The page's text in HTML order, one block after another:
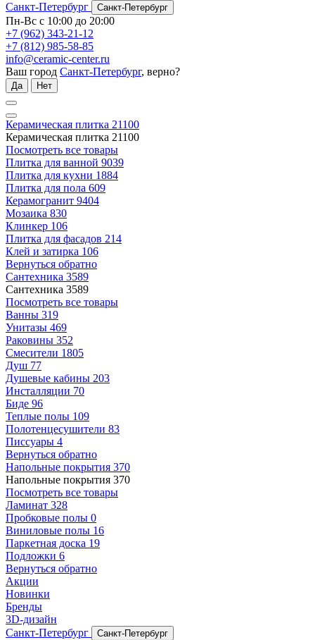
Санкт-Петербург
Санкт-Петербург
Пн-Вс с 10:00 до 20:00
+7 (962) 343-21-12
+7 (812) 985-58-85
info@ceramic-center.ru
Ваш город Санкт-Петербург, верно?
Да Нет
Керамическая плитка 21100
Керамическая плитка 21100
Посмотреть все товары
Плитка для ванной 9039
Плитка для кухни 1884
Плитка для пола 609
Керамогранит 9404
Мозаика 830
Клинкер 106
Плитка для фасадов 214
Клей и затирка 106
Вернуться обратно
Сантехника 3589
Сантехника 3589
Посмотреть все товары
Ванны 319
Унитазы 469
Раковины 352
Смесители 1805
Душ 77
Душевые кабины 203
Инсталляции 70
Биде 96
Теплые полы 109
Полотенцесушители 83
Писсуары 4
Вернуться обратно
Напольные покрытия 370
Напольные покрытия 370
Посмотреть все товары
Ламинат 328
Пробковые полы 0
Виниловые полы 16
Паркетная доска 19
Подложки 6
Вернуться обратно
Акции
Новинки
Бренды
3D-дизайн
Санкт-Петербург
Санкт-Петербург